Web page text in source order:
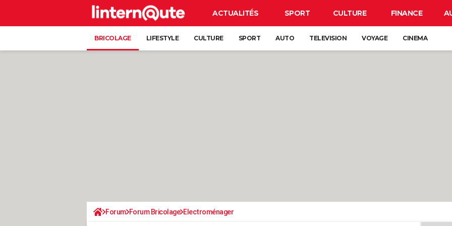
ACTUALITÉS SPORT CULTURE FINANCE
BRICOLAGE LIFESTYLE CULTURE SPORT AUTO TELEVISION VOYAGE CINEMA
Forum Forum Bricolage Electroménager